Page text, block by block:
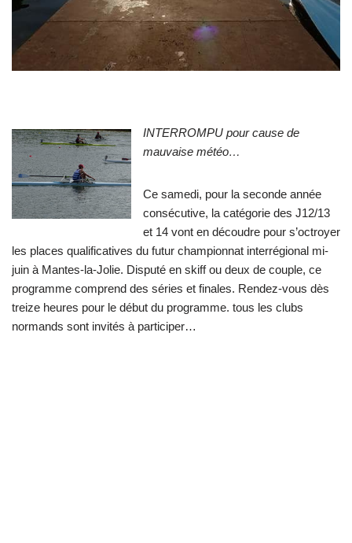
INTERROMPU pour cause de
mauvaise météo…
Ce samedi, pour la seconde année
consécutive, la catégorie des J12/13
et 14 vont en découdre pour s’octroyer
les places qualificatives du futur championnat interrégional mi-
juin à Mantes-la-Jolie. Disputé en skiff ou deux de couple, ce
programme comprend des séries et finales. Rendez-vous dès
treize heures pour le début du programme. tous les clubs
normands sont invités à participer…